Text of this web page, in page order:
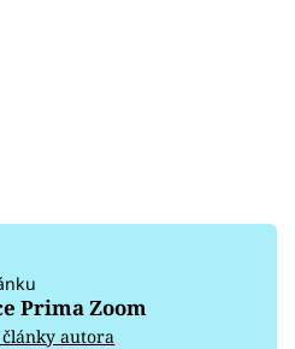
Prima Zoom
články autora